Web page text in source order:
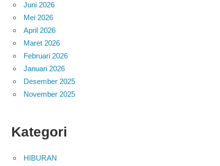
Juni 2026
Mei 2026
April 2026
Maret 2026
Februari 2026
Januari 2026
Desember 2025
November 2025
Kategori
HIBURAN